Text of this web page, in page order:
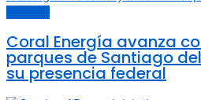
Coral Energía avanza
parques de Santiago
su presencia federal